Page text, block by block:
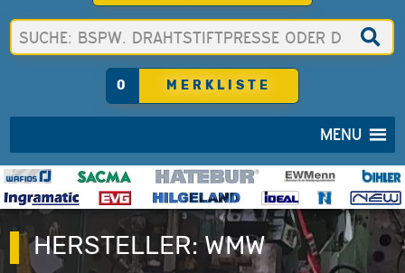
0 MERKLISTE
MENU
HERSTELLER:WMW